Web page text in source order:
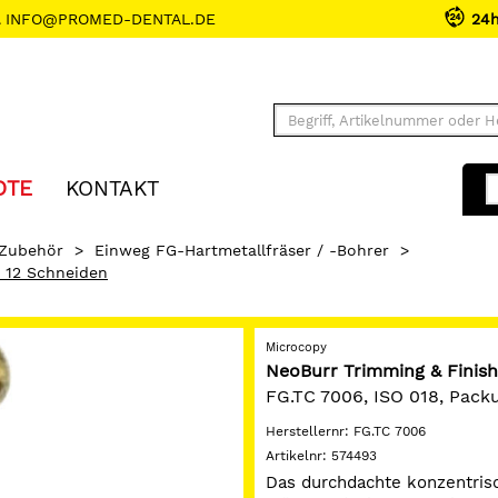
INFO@PROMED-DENTAL.DE
KONTAKT
> Einweg FG-Hartmetallfräser / -Bohrer
>
Schneiden
Microcopy
NeoBurr Trimming &
FG.TC 7006, ISO 018,
Herstellernr: FG.TC 7006
Artikelnr: 574493
Das durchdachte